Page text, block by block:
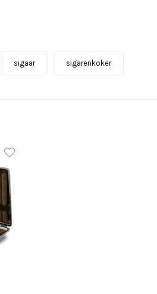
sigaar sigarenkoker